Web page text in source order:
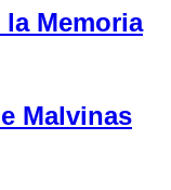
Memoria
Malvinas